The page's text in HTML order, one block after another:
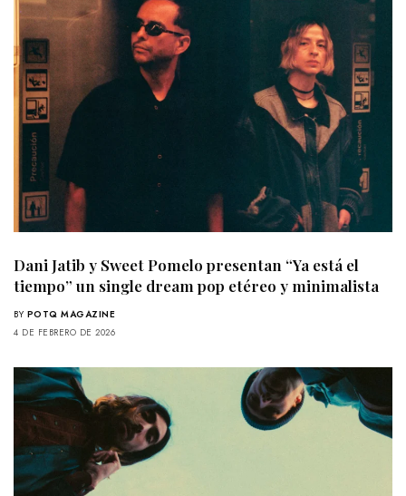
Dani Jatib y Sweet Pomelo presentan “Ya está el
tiempo” un single dream pop etéreo y minimalista
BY POTQ MAGAZINE
4 DE FEBRERO DE 2026